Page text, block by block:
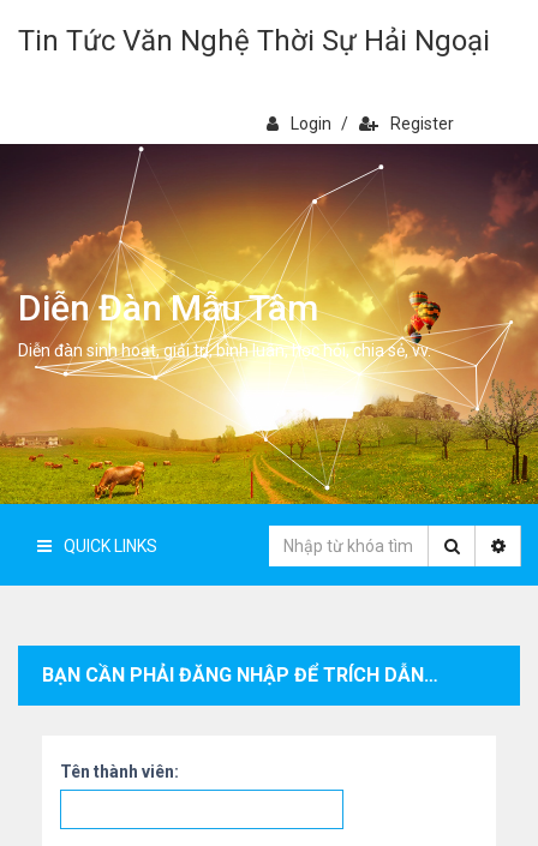
Tin Tức Văn Nghệ Thời Sự Hải Ngoại
Login / Register
Diễn Đàn Mẫu Tâm
Diễn đàn sinh hoạt, giải trí, bình luân, học hỏi, chia sẻ, vv.
QUICK LINKS
BẠN CẦN PHẢI ĐĂNG NHẬP ĐỂ TRÍCH DẪN CÁC BÀI VIẾT TRONG CHUYÊN MỤC NÀY.
Tên thành viên: